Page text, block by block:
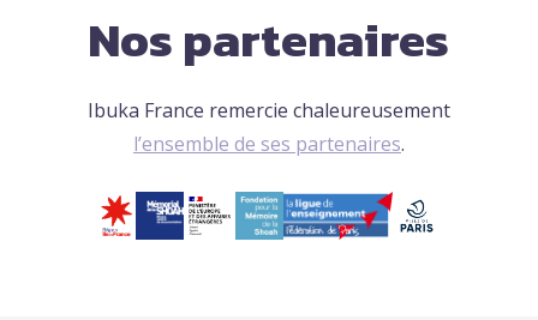
Nos partenaires
Ibuka France remercie chaleureusement
l’ensemble de ses partenaires.